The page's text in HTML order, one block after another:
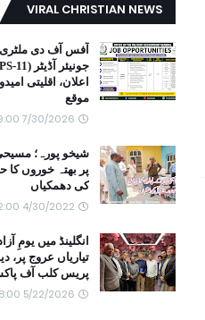
VIRAL CHRISTIAN NEWS
آفس آف دی ملٹری
اعلان، اقلیتی
موقع
7/30/2026 11:59:00 ص
شیخو پورہ؛
پر بھتہ خوروں کا
کی دھمکیاں
4/30/2022 01:52:00 م
تیاریاں عروج پر،
پریس کلب آف
5/22/2026 02:38:00 م